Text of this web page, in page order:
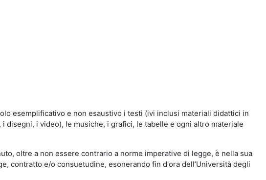
esemplificativo e non esaustivo i testi (ivi inclusi materiali didattici in
i video), le musiche, i grafici, le tabelle e ogni altro materiale
oltre a non essere contrario a norme imperative di legge, è nella sua
contratto e/o consuetudine, esonerando fin d'ora dell’Università degli